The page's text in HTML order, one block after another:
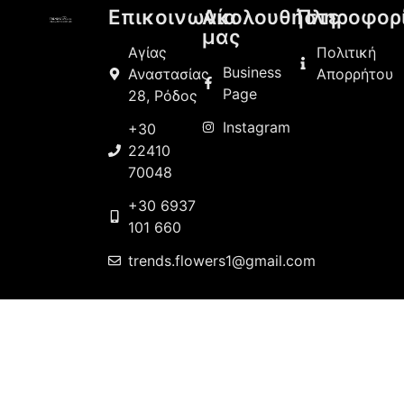
Επικοινωνία
Αγίας
Αναστασίας
28, Ρόδος
+30
22410
70048
+30 6937
101 660
trends.flowers1@gmail.com
Ακολουθήστε
μας
Business
Page
Instagram
Πολιτική
Απορρήτου